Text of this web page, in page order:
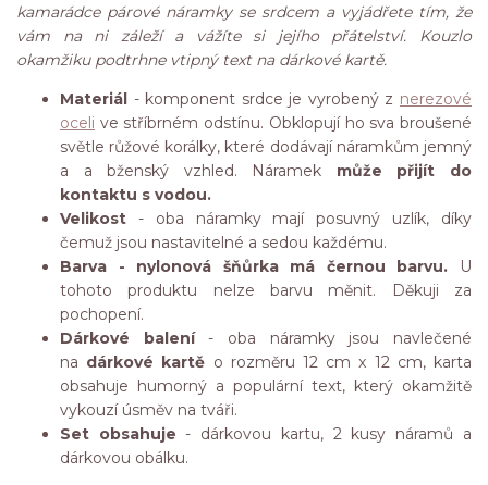
kamarádce párové náramky se srdcem a vyjádřete tím, že
vám na ni záleží a vážíte si jejího přátelství. Kouzlo
okamžiku podtrhne vtipný text na dárkové kartě.
Materiál - komponent srdce je vyrobený z nerezové
oceli ve stříbrném odstínu. Obklopují ho sva broušené
světle růžové korálky, které dodávají náramkům jemný
a a bženský vzhled. Náramek může přijít do
kontaktu s vodou.
Velikost - oba náramky mají posuvný uzlík, díky
čemuž jsou nastavitelné a sedou každému.
Barva - nylonová šňůrka má černou barvu.
U
tohoto produktu nelze barvu měnit. Děkuji za
pochopení.
Dárkové balení- oba náramky jsou navlečené
na dárkové kartě o rozměru 12 cm x 12 cm, karta
obsahuje humorný a populární text, který okamžitě
vykouzí úsměv na tváři.
Set obsahuje- dárkovou kartu, 2 kusy náramů a
dárkovou obálku.